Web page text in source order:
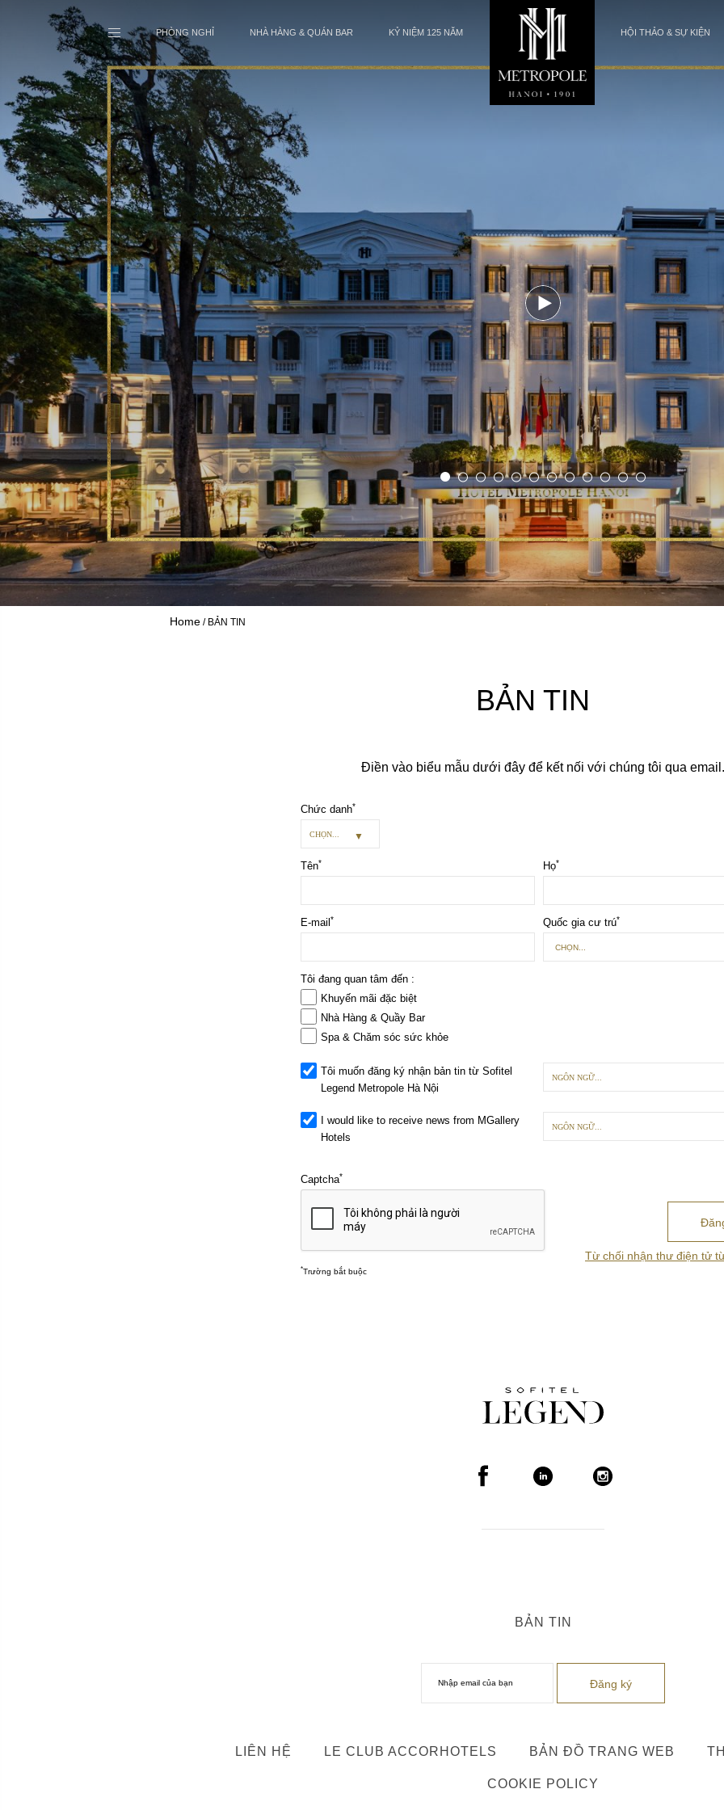
PHÒNG NGHỈ NHÀ HÀNG & QUÁN BAR KỶ NIỆM 125 NĂM HỘI THẢO & SỰ KIỆN
Home BẢN TIN
BẢN TIN
Điền vào biểu mẫu dưới đây để kết nối với chúng tôi qua email.
Chức danh*
CHỌN...
Tên* Họ*
E-mail * Quốc gia cư trú*
Tôi đang quan tâm đến :
Khuyến mãi đặc biệt
Nhà Hàng & Quầy Bar
Spa & Chăm sóc sức khỏe
Tôi muốn đăng ký nhận bản tin từ Sofitel
Legend Metropole Hà Nội
NGÔN NGỮ...
I would like to receive news from MGallery
Hotels
NGÔN NGỮ...
Captcha*
Từ chối nhận thư điện tử
*Trường bắt buộc
BẢN TIN
LIÊN HỆ LE CLUB ACCORHOTELS BẢN ĐỒ TRANG WEB
COOKIE POLICY